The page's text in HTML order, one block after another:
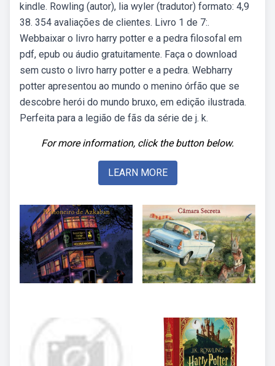
kindle. Rowling (autor), lia wyler (tradutor) formato: 4,9
38. 354 avaliações de clientes. Livro 1 de 7:.
Webbaixar o livro harry potter e a pedra filosofal em
pdf, epub ou áudio gratuitamente. Faça o download
sem custo o livro harry potter e a pedra. Webharry
potter apresentou ao mundo o menino órfão que se
descobre herói do mundo bruxo, em edição ilustrada.
Perfeita para a legião de fãs da série de j. k.
For more information, click the button below.
LEARN MORE